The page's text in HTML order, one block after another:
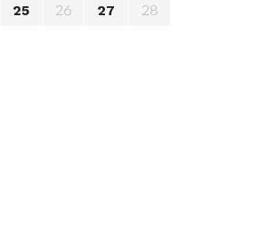
25 26 27 28